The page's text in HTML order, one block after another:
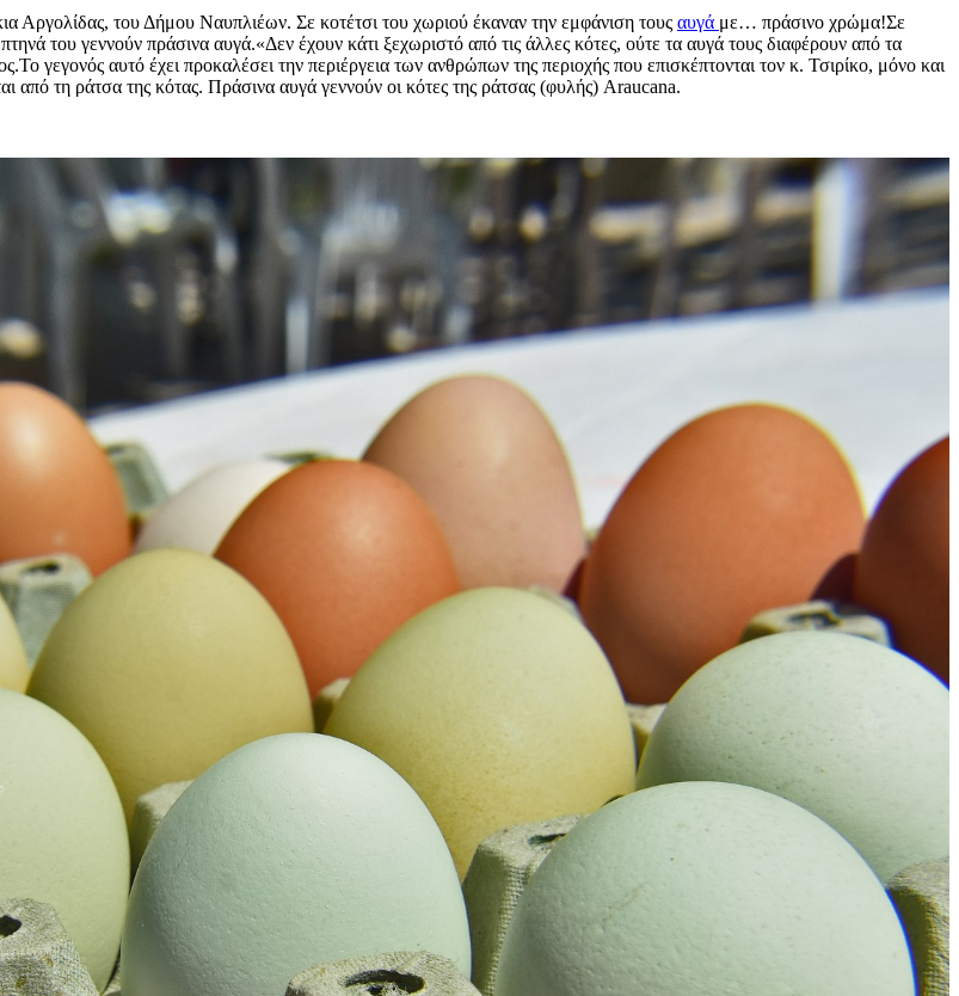
Αργολίδας, του Δήμου Ναυπλιέων. Σε κοτέτσι του χωριού έκαναν την εμφάνιση τους αυγά με… πράσινο χρώμα!Σε
του γεννούν πράσινα αυγά.«Δεν έχουν κάτι ξεχωριστό από τις άλλες κότες, ούτε τα αυγά τους διαφέρουν από τα
γεγονός αυτό έχει προκαλέσει την περιέργεια των ανθρώπων της περιοχής που επισκέπτονται τον κ. Τσιρίκο, μόνο και
από τη ράτσα της κότας. Πράσινα αυγά γεννούν οι κότες της ράτσας (φυλής) Araucana.